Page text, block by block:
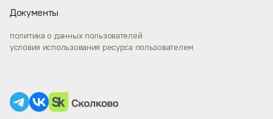
Документы
политика о данных пользователей
условия использования ресурса пользователем